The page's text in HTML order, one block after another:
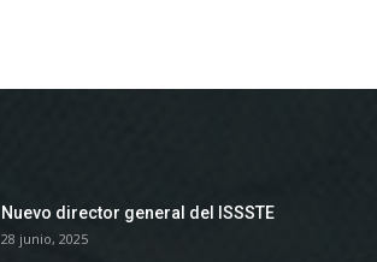
Nuevo director general del ISSSTE
28 junio, 2025